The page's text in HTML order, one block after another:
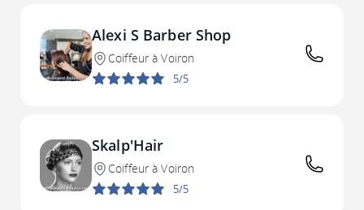
Alexi S Barber Shop
Coiffeur à Voiron
5/5
Skalp'Hair
Coiffeur à Voiron
5/5